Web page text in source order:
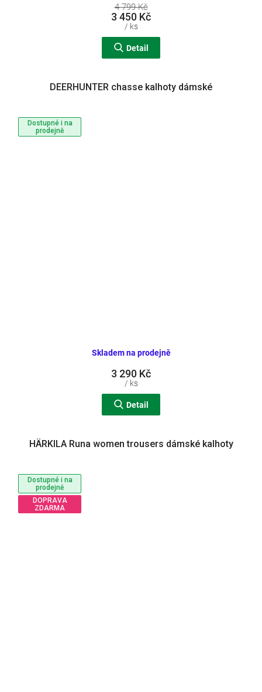
4 799 Kč
3 450 Kč
/ ks
Detail
Dostupné i na
prodejně
DEERHUNTER chasse kalhoty dámské
Skladem na prodejně
3 290 Kč
/ ks
Detail
Dostupné i na
prodejně
DOPRAVA
ZDARMA
HÄRKILA Runa women trousers dámské kalhoty